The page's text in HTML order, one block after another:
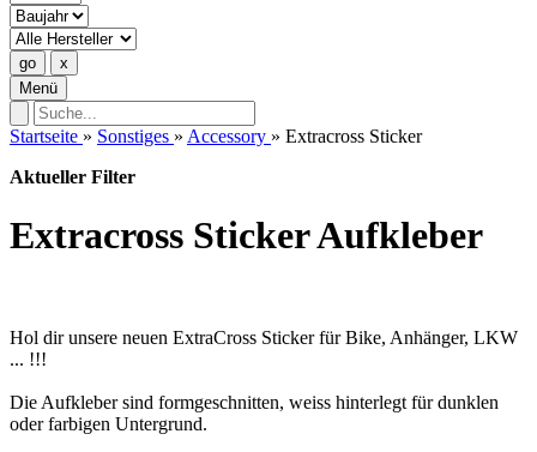
Menü
Startseite » Sonstiges » Accessory » Extracross Sticker
Aktueller Filter
Extracross Sticker Aufkleber
Hol dir unsere neuen ExtraCross Sticker für Bike, Anhänger, LKW
... !!!
Die Aufkleber sind formgeschnitten, weiss hinterlegt für dunklen
oder farbigen Untergrund.